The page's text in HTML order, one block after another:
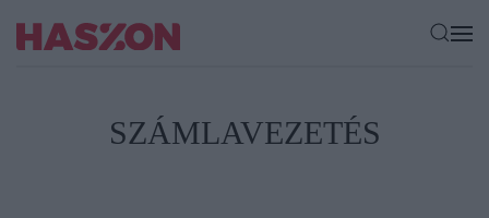
SZÁMLAVEZETÉS